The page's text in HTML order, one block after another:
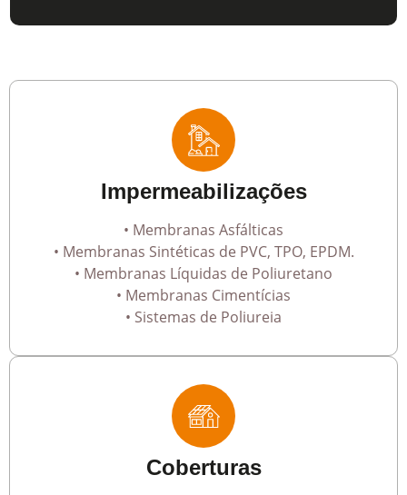
Impermeabilizações
• Membranas Asfálticas
• Membranas Sintéticas de PVC, TPO, EPDM.
• Membranas Líquidas de Poliuretano
• Membranas Cimentícias
• Sistemas de Poliureia
Coberturas